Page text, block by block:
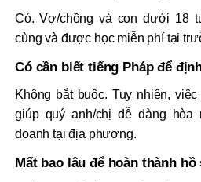
Có. Vợ/chồng và con dưới 18
cùng và được học miễn phí tại
Có cần biết tiếng Pháp để
Không bắt buộc. Tuy nhiên,
giúp quý anh/chị dễ dàng hòa
doanh tại địa phương.
Mất bao lâu để hoàn thành